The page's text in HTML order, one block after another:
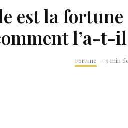
est la
l’a-t-
Fortune · 9 min